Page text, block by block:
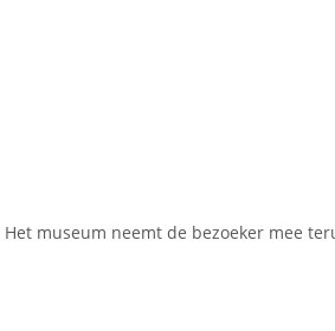
museum neemt de bezoeker mee